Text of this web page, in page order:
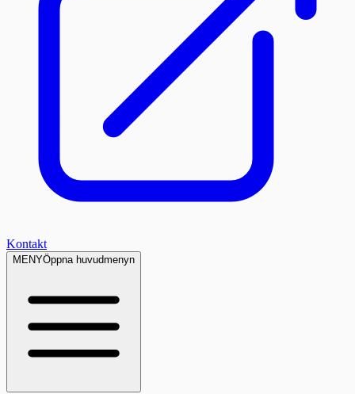
Kontakt
MENYÖppna huvudmenyn